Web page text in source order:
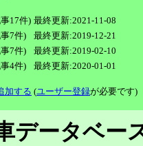
17件) 最終更新:2021-11-08
7件)
最終更新:2019-12-21
7件)
最終更新:2019-02-10
4件) 最終更新:2020-01-01
加する (ユーザー登録が必要です)
データベー